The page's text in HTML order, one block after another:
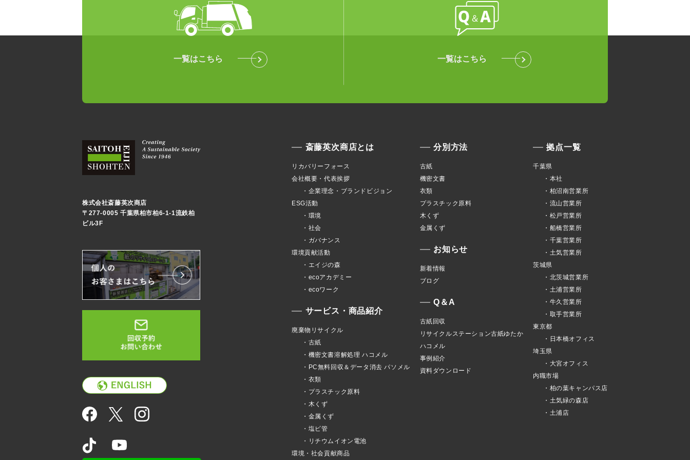
一覧はこちら 一覧はこちら
株式会社斎藤英次商店
〒277-0005 千葉県柏市柏6-1-1流鉄柏
ビル3F
斎藤英次商店とは
リカバリーフォース
会社概要・代表挨拶
・企業理念・ブランドビジョン
ESG活動
・環境
・社会
・ガバナンス
環境貢献活動
・エイジの森
・ecoアカデミー
・ecoワーク
サービス・商品紹介
廃棄物リサイクル
・古紙
・機密文書溶解処理 ハコメル
・PC無料回収＆データ消去 パソメル
・衣類
・プラスチック原料
・木くず
・金属くず
・塩ビ管
・リチウムイオン電池
環境・社会貢献商品
分別方法
古紙
機密文書
衣類
プラスチック原料
木くず
金属くず
お知らせ
新着情報
ブログ
Q＆A
古紙回収
リサイクルステーション古紙ゆたか
ハコメル
事例紹介
資料ダウンロード
拠点一覧
千葉県
・本社
・柏沼南営業所
・流山営業所
・松戸営業所
・船橋営業所
・千葉営業所
・土気営業所
茨城県
・北茨城営業所
・土浦営業所
・牛久営業所
・取手営業所
東京都
・日本橋オフィス
埼玉県
・大宮オフィス
内職市場
・柏の葉キャンパス店
・土気緑の森店
・土浦店